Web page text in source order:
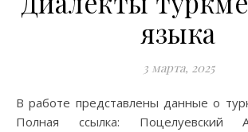
языка
3 марта, 2025
В работе представлены данные о туркменском языке.
Полная ссылка: Поцелуевский